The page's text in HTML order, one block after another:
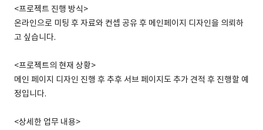
<프로젝트 진행 방식>
온라인으로 미팅 후 자료와 컨셉 공유 후 메인페이지 디자인을 의뢰하
고 싶습니다.
<프로젝트의 현재 상황>
메인 페이지 디자인 진행 후 추후 서브 페이지도 추가 견적 후 진행할 예
정입니다.
<상세한 업무 내용>